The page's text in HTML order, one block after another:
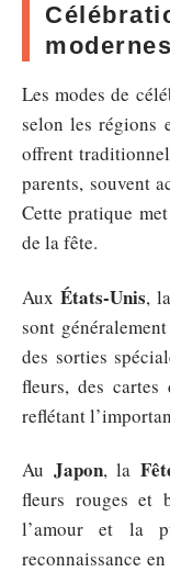
modernes
Les modes de
selon les régions
offrent
parents, souvent
Cette pratique
de la fête.
Aux États-Unis, la
sont
des sorties
fleurs, des
reflétant
Au Japon, la
fleurs rouges et
l’amour et la
reconnaissance